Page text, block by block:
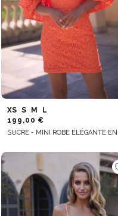
XS S M
L
199,00 €